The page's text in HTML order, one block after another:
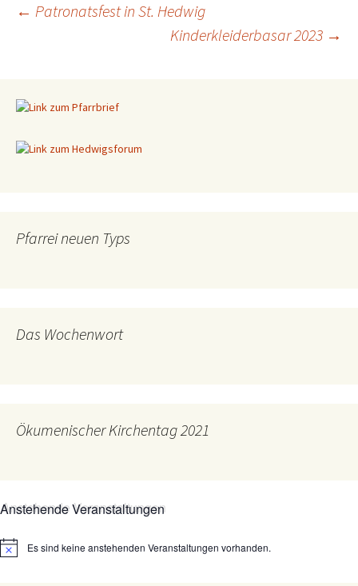
Beitragsnavigation
← Patronatsfest in St. Hedwig
Kinderkleiderbasar 2023 →
Pfarrei neuen Typs
Das Wochenwort
Ökumenischer Kirchentag 2021
Anstehende Veranstaltungen
HinweisEs sind keine anstehenden Veranstaltungen vorhanden.